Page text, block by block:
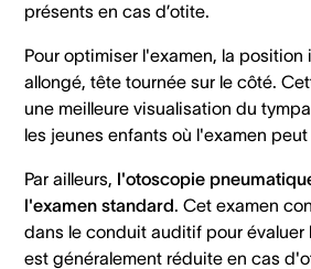
présents en cas d’otite.
Pour optimiser l'examen, la
allongé, tête tournée sur le côté.
une meilleure visualisation du
les jeunes enfants où l'examen
Par ailleurs, l'otoscopie
l'examen standard. Cet examen
dans le conduit auditif pour
est généralement réduite en cas